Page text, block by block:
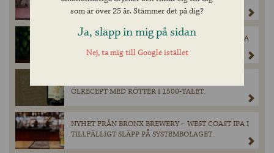
SORTIMENT.
REVOLUTION BREWINGS IMPERIAL ANTI-HERO IPA
TILL SYSTEMBOLAGET.
ÖLRECEPT MED RÖTTER I 1500-TALET.
NYHET FRÅN BRONX BREWERY – WEST COAST IPA I
TILLFÄLLIGT SLÄPP PÅ SYSTEMBOLAGET.
som är över 25 år. Stämmer det på dig?
Ja, släpp in mig på sidan
Nej, ta mig till Google istället